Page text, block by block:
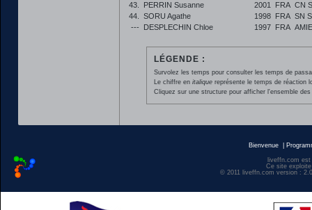
43.
PERRIN Susanne 2001 FRA CN
44.
SORU Agathe 1998 FRA SN
---
DESPLECHIN Chloe 1997 FRA
LÉGENDE :
Survolez les temps pour consulter les temps de
Le chiffre en italiquereprésente le temps de réaction
Cliquez sur une structure pour afficher l'ensemble
Bienvenue
liveffn.com
Ce site
© 2011 liveffn.com version :